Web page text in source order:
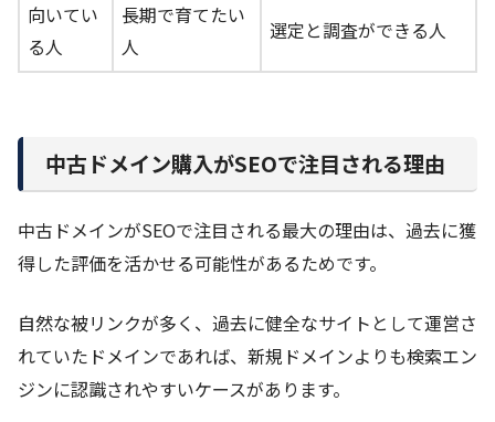
向いてい
る人
長期で育てたい
人
選定と調査ができる人
中古ドメイン購入がSEOで注目される理由
中古ドメインがSEOで注目される最大の理由は、過去に獲
得した評価を活かせる可能性があるためです。
自然な被リンクが多く、過去に健全なサイトとして運営さ
れていたドメインであれば、新規ドメインよりも検索エン
ジンに認識されやすいケースがあります。